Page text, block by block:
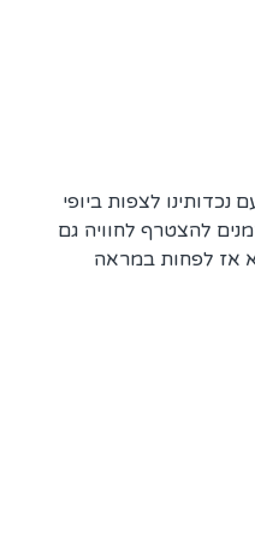
נכדותינו לצפות ביופי
להצטרף לחוויה גם
אז לפחות במראה